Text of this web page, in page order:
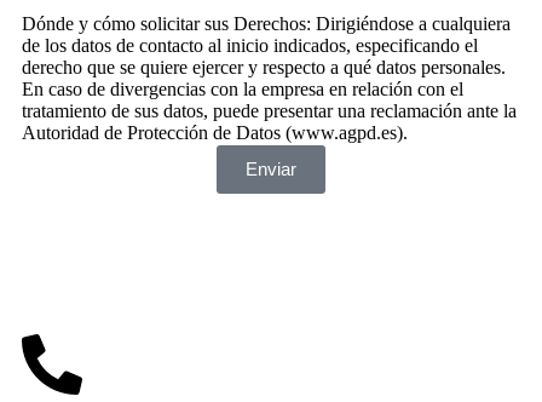
Dónde y cómo solicitar sus Derechos: Dirigiéndose a cualquiera
de los datos de contacto al inicio indicados, especificando el
derecho que se quiere ejercer y respecto a qué datos personales.
En caso de divergencias con la empresa en relación con el
tratamiento de sus datos, puede presentar una reclamación ante la
Autoridad de Protección de Datos (www.agpd.es).
Enviar